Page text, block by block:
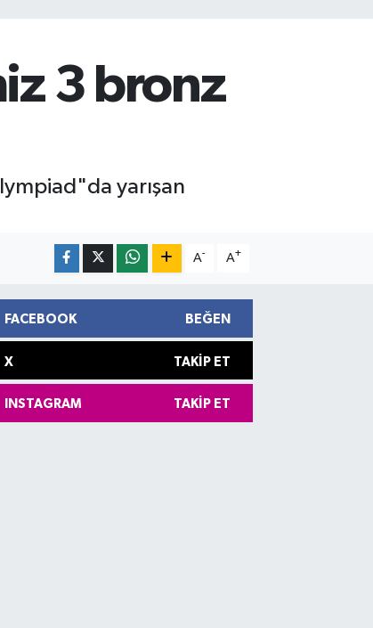
3 bronz
yarışan
A- A+
FACEBOOK BEĞEN
X TAKIP ET
INSTAGRAM TAKIP ET